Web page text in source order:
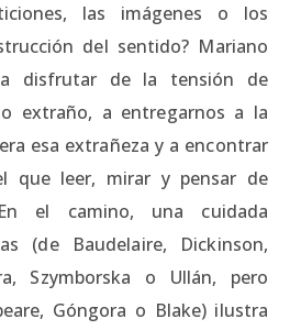
las imágenes o los
del sentido? Mariano
disfrutar de la tensión de
extraño, a entregarnos a la
esa extrañeza y a encontrar
que leer, mirar y pensar de
el camino, una cuidada
(de Baudelaire, Dickinson,
Szymborska o Ullán, pero
Góngora o Blake) ilustra